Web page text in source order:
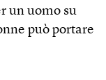
un uomo su
può portare